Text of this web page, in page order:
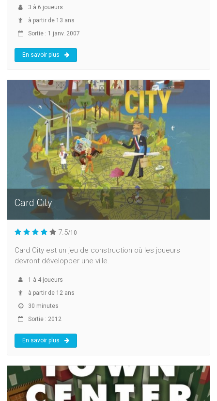
3 à 6 joueurs
à partir de 13 ans
Sortie : 1 janv. 2007
En savoir plus
Card City
7.5/10
Card City est un jeu de construction où les joueurs
devront développer une ville.
1 à 4 joueurs
à partir de 12 ans
30 minutes
Sortie : 2012
En savoir plus